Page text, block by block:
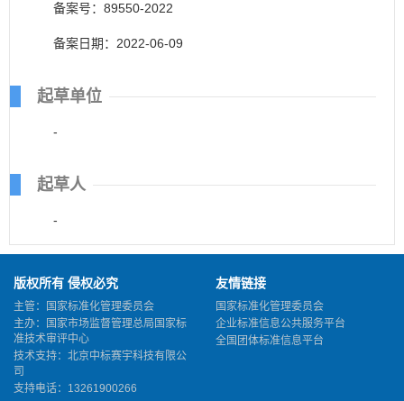
备案号：89550-2022
备案日期：2022-06-09
起草单位
-
起草人
-
版权所有 侵权必究
主管：国家标准化管理委员会
主办：国家市场监督管理总局国家标
准技术审评中心
技术支持：北京中标赛宇科技有限公
司
支持电话：13261900266
友情链接
国家标准化管理委员会
企业标准信息公共服务平台
全国团体标准信息平台